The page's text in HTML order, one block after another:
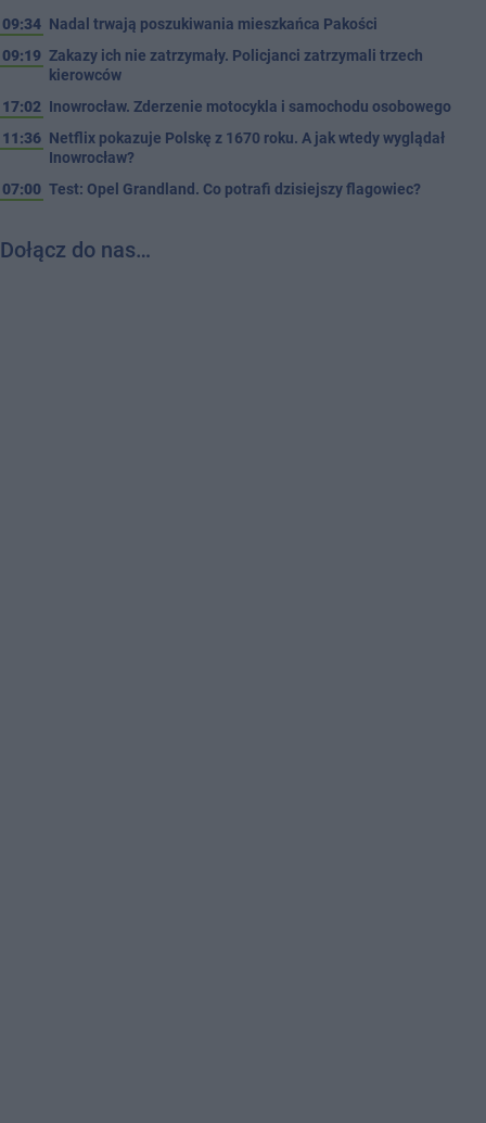
09:34 Nadal trwają poszukiwania mieszkańca Pakości
09:19 Zakazy ich nie zatrzymały. Policjanci zatrzymali trzech
kierowców
17:02 Inowrocław. Zderzenie motocykla i samochodu osobowego
11:36 Netflix pokazuje Polskę z 1670 roku. A jak wtedy wyglądał
Inowrocław?
07:00 Test: Opel Grandland. Co potrafi dzisiejszy flagowiec?
Dołącz do nas…